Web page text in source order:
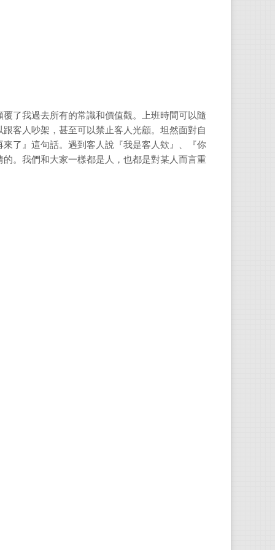
了我過去所有的常識和價值觀。上班時間可以隨
客人吵架，甚至可以禁止客人光顧。坦然面對自
了』這句話。遇到客人說『我是客人欸』、『你
。我們和大家一樣都是人，也都是對某人而言重